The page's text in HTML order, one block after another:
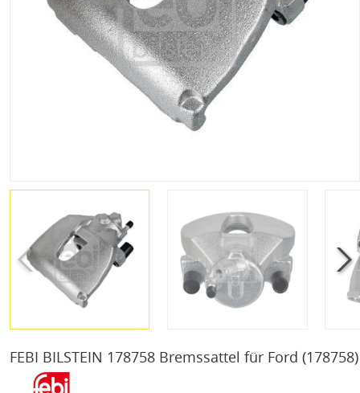
FEBI BILSTEIN 178758 Bremssattel für Ford (178758)